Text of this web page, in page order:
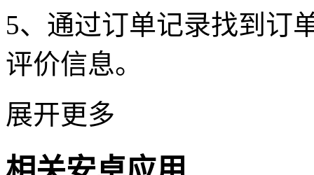
5、通过订单记录找到订
评价信息。
展开更多